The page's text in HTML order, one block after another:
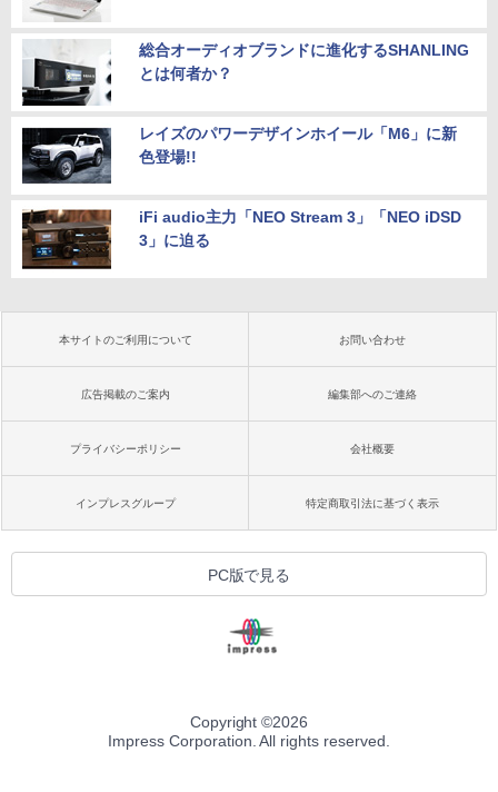
総合オーディオブランドに進化するSHANLING
とは何者か？
レイズのパワーデザインホイール「M6」に新
色登場!!
iFi audio主力「NEO Stream 3」「NEO iDSD
3」に迫る
本サイトのご利用について お問い合わせ
広告掲載のご案内 編集部へのご連絡
プライバシーポリシー 会社概要
インプレスグループ 特定商取引法に基づく表示
PC版で見る
Copyright ©2026
Impress Corporation. All rights reserved.